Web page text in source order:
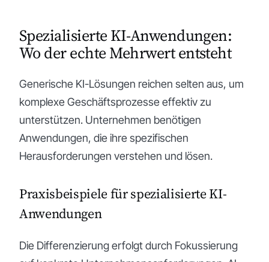
Spezialisierte KI-Anwendungen:
Wo der echte Mehrwert entsteht
Generische KI-Lösungen reichen selten aus, um
komplexe Geschäftsprozesse effektiv zu
unterstützen. Unternehmen benötigen
Anwendungen, die ihre spezifischen
Herausforderungen verstehen und lösen.
Praxisbeispiele für spezialisierte KI-
Anwendungen
Die Differenzierung erfolgt durch Fokussierung